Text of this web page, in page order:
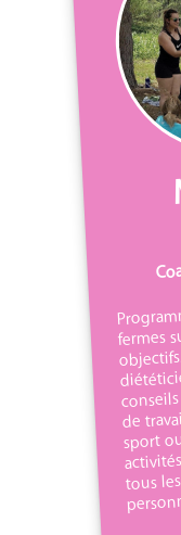
fermes
de
sport
tous